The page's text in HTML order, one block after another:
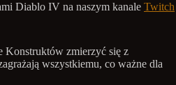
Diablo IV na naszym kanale Twitch
Konstruktów zmierzyć się z
wszystkiemu, co ważne dla